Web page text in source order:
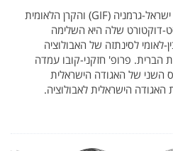
גרמניה (GIF) והקרן הלאומית
דוקטורט שלה היא השלימה
לאומי לסינתזה של האבולוציה
הברית. פרופ' חזקני-קובו עמדה
השני של האגודה הישראלית
הישראלית לאבולוציה.